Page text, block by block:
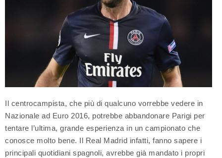
Il centrocampista, che più di qualcuno vorrebbe vedere in
Nazionale ad Euro 2016, potrebbe abbandonare Parigi per
tentare l’ultima, grande esperienza in un campionato che
conosce molto bene. Il Real Madrid infatti, fanno sapere i
principali quotidiani spagnoli, avrebbe già mandato i propri